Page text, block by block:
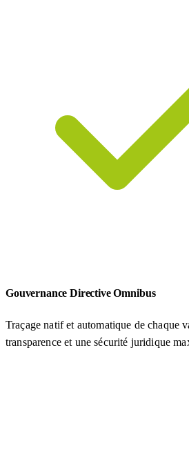
Gouvernance Directive Omnibus
Traçage natif et automatique de chaque
transparence et une sécurité juridique